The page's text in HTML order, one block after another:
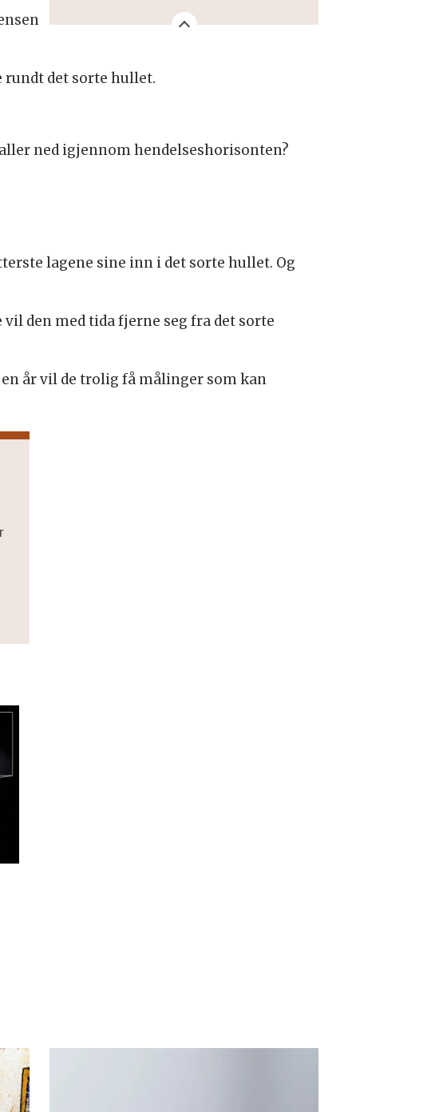
rundt det sorte hullet.
ned igjennom hendelseshorisonten?
lagene sine inn i det sorte hullet. Og
den med tida fjerne seg fra det sorte
år vil de trolig få målinger som kan